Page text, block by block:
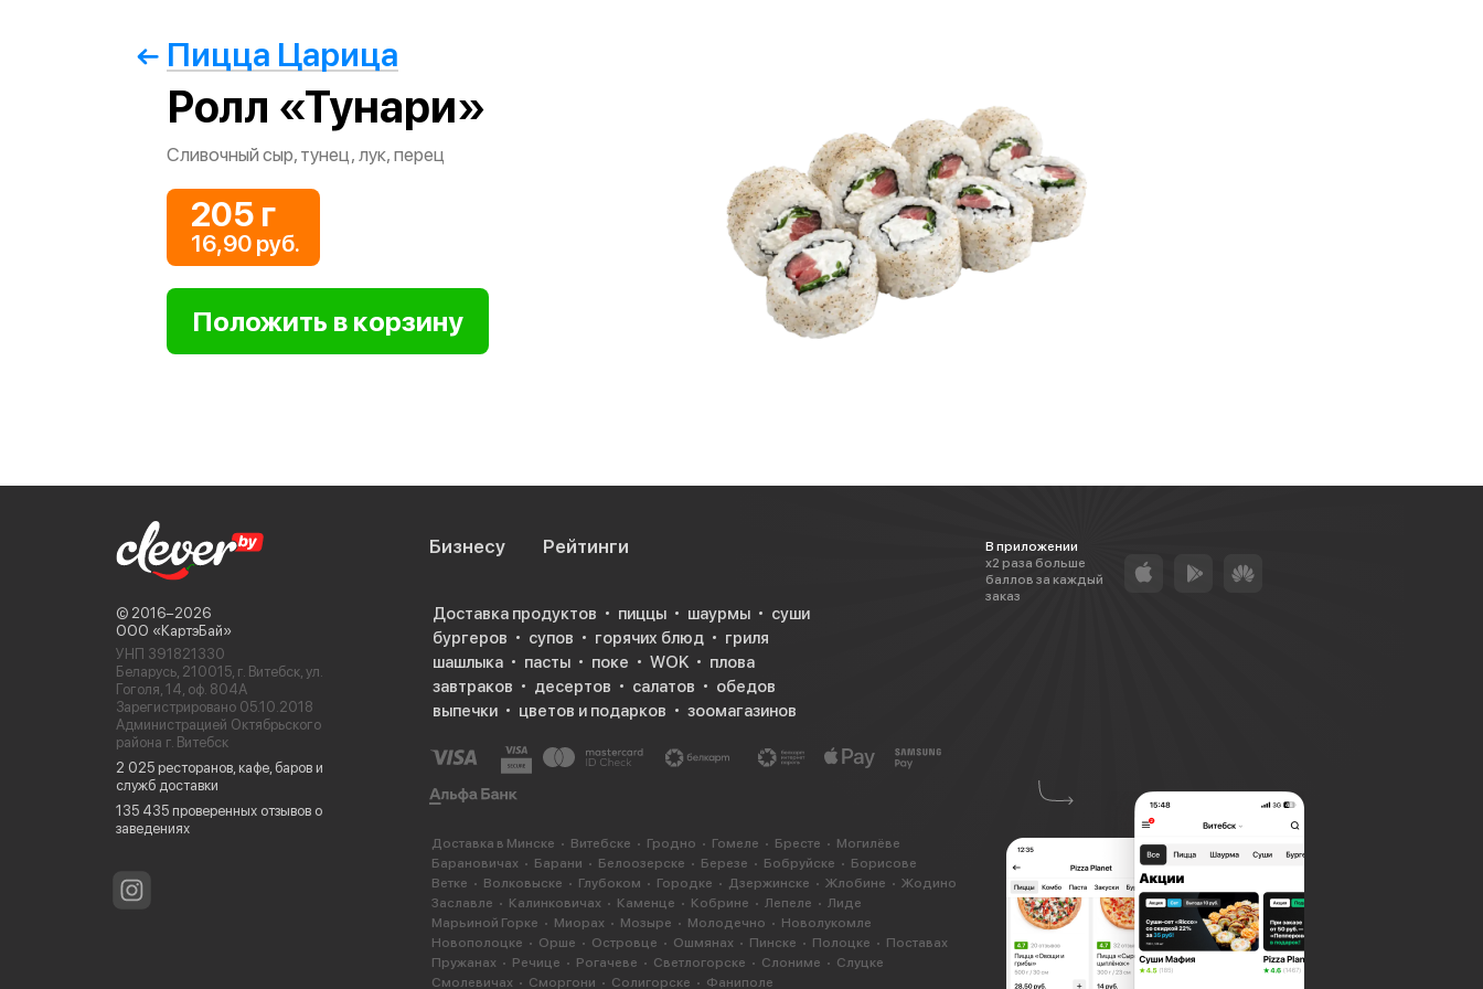
Пицца Царица
Ролл «Тунари»
Сливочный сыр, тунец, лук, перец
205 г
16,90 руб.
© 2016−2026
ООО «КартэБай»
УНП 391821330
Беларусь, 210015, г. Витебск, ул.
Гоголя, 14, оф. 804А
Зарегистрировано 05.10.2018
Администрацией Октябрьского
района г. Витебск
2 025 ресторанов, кафе, баров и
служб доставки
135 435 проверенных отзывов о
заведениях
Бизнесу Рейтинги
В приложении
х2 раза больше
баллов за каждый
заказ
Доставка продуктов пиццы шаурмы
суши
бургеров
супов горячих блюд
гриля
шашлыка
пасты поке WOK
плова
завтраков
десертов салатов
обедов
выпечки
цветов и подарков зоомагазинов
Доставка в Минске Витебске Гродно Гомеле Бресте
Могилёве
Барановичах
Барани Белоозерске Березе Бобруйске
Борисове
Ветке
Волковыске Глубоком Городке Дзержинске Жлобине
Жодино
Заславле
Калинковичах Каменце Кобрине Лепеле
Лиде
Марьиной Горке
Миорах Мозыре Молодечно
Новолукомле
Новополоцке
Орше Островце Ошмянах Пинске Полоцке
Поставах
Пружанах
Речице Рогачеве Светлогорске Слониме
Слуцке
Смолевичах
Сморгони Солигорске Фаниполе